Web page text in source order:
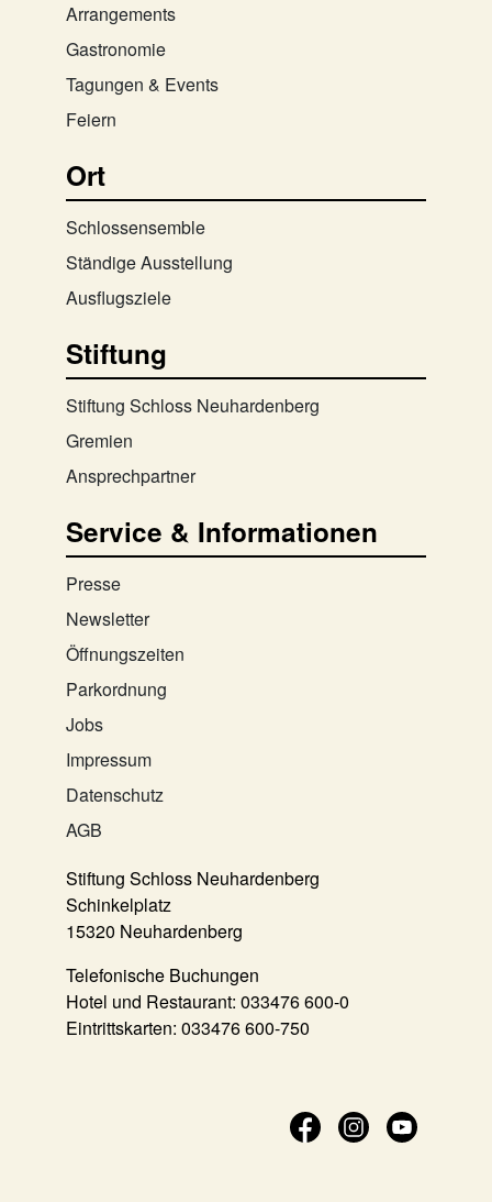
Arrangements
Gastronomie
Tagungen & Events
Feiern
Ort
Schlossensemble
Ständige Ausstellung
Ausflugsziele
Stiftung
Stiftung Schloss Neuhardenberg
Gremien
Ansprechpartner
Service & Informationen
Presse
Newsletter
Öffnungszeiten
Parkordnung
Jobs
Impressum
Datenschutz
AGB
Stiftung Schloss Neuhardenberg
Schinkelplatz
15320 Neuhardenberg
Telefonische Buchungen
Hotel und Restaurant: 033476 600-0
Eintrittskarten: 033476 600-750